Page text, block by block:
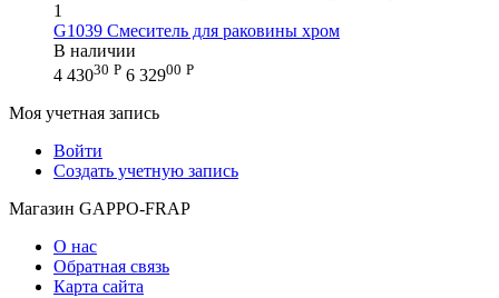
1
G1039 Смеситель для раковины хром
В наличии
4 43030 Р 6 32900 Р
Моя учетная запись
Войти
Создать учетную запись
Магазин GAPPO-FRAP
О нас
Обратная связь
Карта сайта